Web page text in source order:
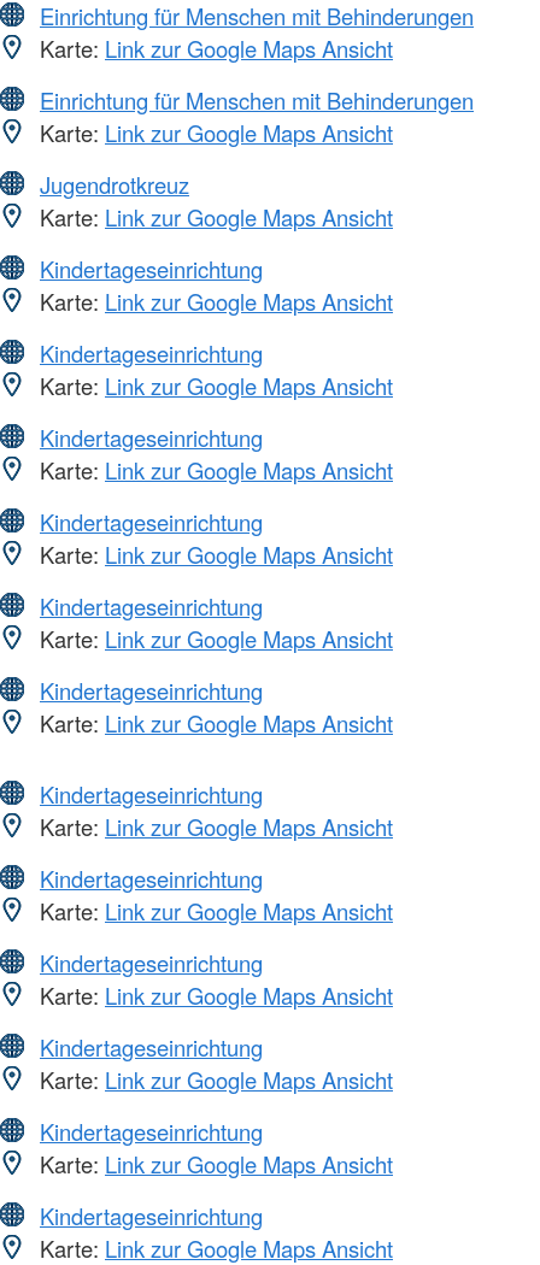
Einrichtung für Menschen mit Behinderungen
Karte: Link zur Google Maps Ansicht
Einrichtung für Menschen mit Behinderungen
Karte: Link zur Google Maps Ansicht
Jugendrotkreuz
Karte: Link zur Google Maps Ansicht
Kindertageseinrichtung
Karte: Link zur Google Maps Ansicht
Kindertageseinrichtung
Karte: Link zur Google Maps Ansicht
Kindertageseinrichtung
Karte: Link zur Google Maps Ansicht
Kindertageseinrichtung
Karte: Link zur Google Maps Ansicht
Kindertageseinrichtung
Karte: Link zur Google Maps Ansicht
Kindertageseinrichtung
Karte: Link zur Google Maps Ansicht
Kindertageseinrichtung
Karte: Link zur Google Maps Ansicht
Kindertageseinrichtung
Karte: Link zur Google Maps Ansicht
Kindertageseinrichtung
Karte: Link zur Google Maps Ansicht
Kindertageseinrichtung
Karte: Link zur Google Maps Ansicht
Kindertageseinrichtung
Karte: Link zur Google Maps Ansicht
Kindertageseinrichtung
Karte: Link zur Google Maps Ansicht